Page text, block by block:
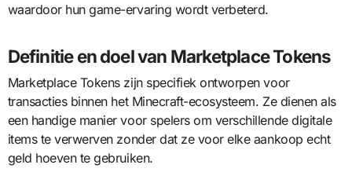
waardoor hun game-ervaring wordt verbeterd.
Definitie en doel van Marketplace Tokens
Marketplace Tokens zijn specifiek ontworpen voor
transacties binnen het Minecraft-ecosysteem. Ze dienen als
een handige manier voor spelers om verschillende digitale
items te verwerven zonder dat ze voor elke aankoop echt
geld hoeven te gebruiken.